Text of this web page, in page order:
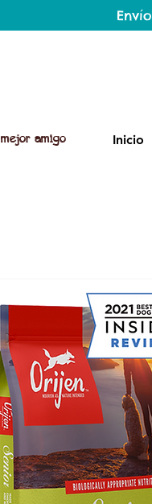
amigo Inicio